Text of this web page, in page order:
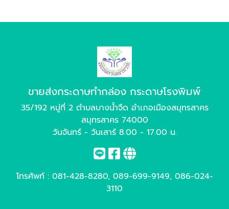
ขายส่งกระดาษทำกล่อง กระดาษโรงพิมพ์
35/192 หมู่ที่ 2 ตำบลบางน้ำจืด อำเภอเมืองสมุทรสาคร
สมุทรสาคร 74000
วันจันทร์ - วันเสาร์ 8.00 - 17.00 น.
โทรศัพท์ : 081-428-8280, 089-699-9149, 086-024-
3110